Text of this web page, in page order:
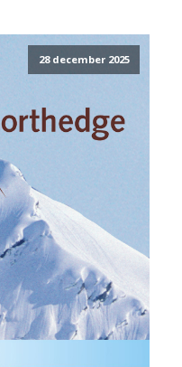
28 december 2025